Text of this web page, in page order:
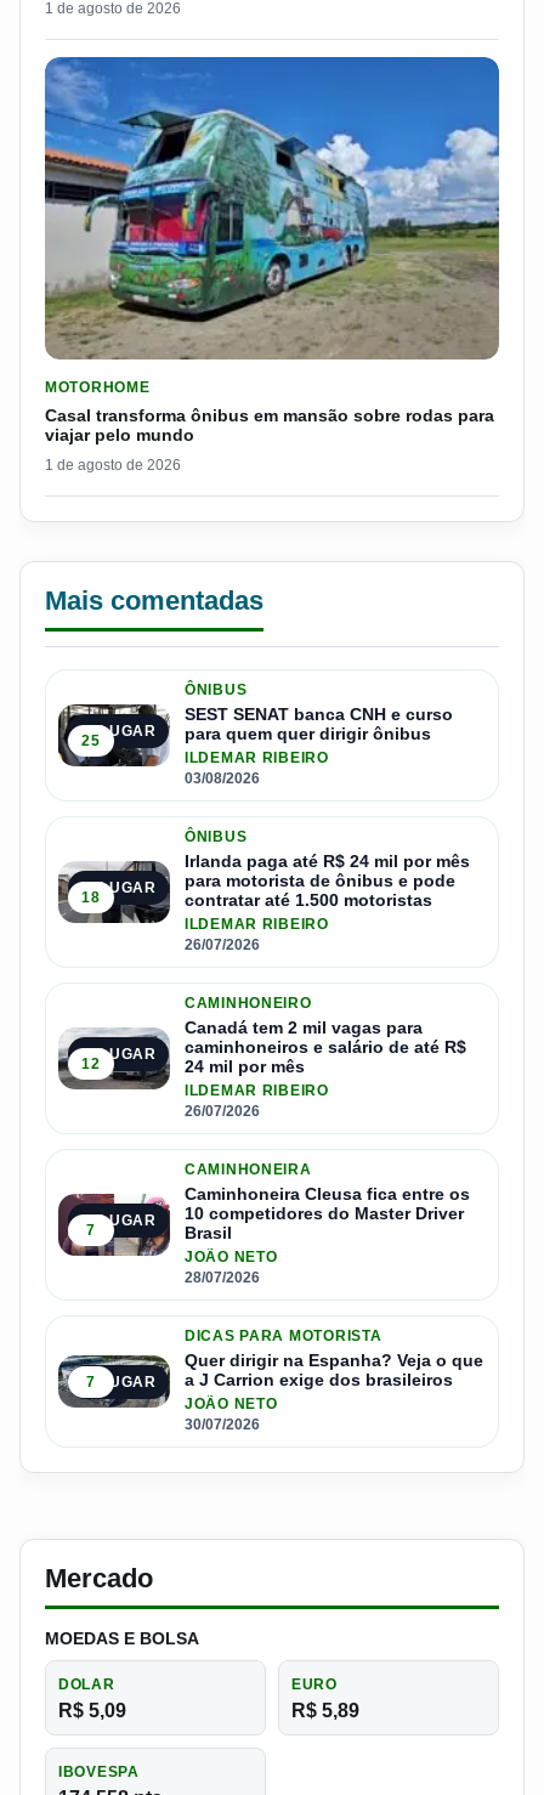
1 de agosto de 2026
MOTORHOME
Casal transforma ônibus em mansão sobre rodas para
viajar pelo mundo
1 de agosto de 2026
Mais comentadas
1º LUGAR
25
ÔNIBUS
SEST SENAT banca CNH e curso
para quem quer dirigir ônibus
ILDEMAR RIBEIRO
03/08/2026
2º LUGAR
18
ÔNIBUS
Irlanda paga até R$ 24 mil por mês
para motorista de ônibus e pode
contratar até 1.500 motoristas
ILDEMAR RIBEIRO
26/07/2026
3º LUGAR
12
CAMINHONEIRO
Canadá tem 2 mil vagas para
caminhoneiros e salário de até R$
24 mil por mês
ILDEMAR RIBEIRO
26/07/2026
4º LUGAR
7
CAMINHONEIRA
Caminhoneira Cleusa fica entre os
10 competidores do Master Driver
Brasil
JOÃO NETO
28/07/2026
5º LUGAR
7
DICAS PARA MOTORISTA
Quer dirigir na Espanha? Veja o que
a J Carrion exige dos brasileiros
JOÃO NETO
30/07/2026
Mercado
MOEDAS E BOLSA
DOLAR
R$ 5,09
EURO
R$ 5,89
IBOVESPA